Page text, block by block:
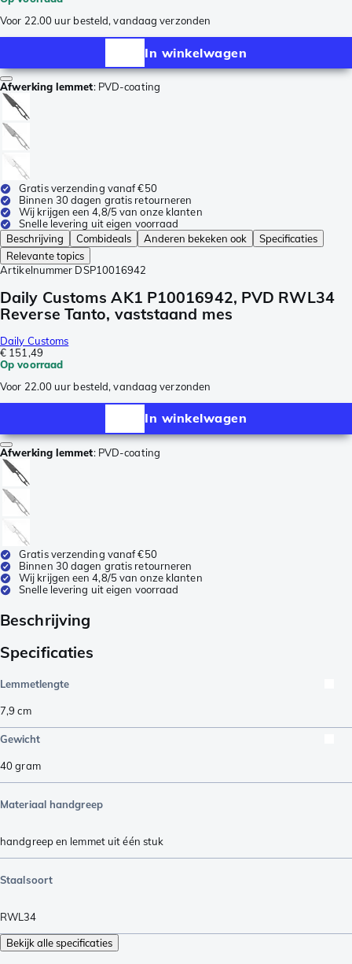
Voor 22.00 uur besteld, vandaag verzonden
In winkelwagen
Afwerking lemmet: PVD-coating
Gratis verzending vanaf €50
Binnen 30 dagen gratis retourneren
Wij krijgen een 4,8/5 van onze klanten
Snelle levering uit eigen voorraad
Beschrijving
Combideals Anderen bekeken ook
Specificaties
Relevante topics
Artikelnummer DSP10016942
Daily Customs AK1 P10016942, PVD RWL34
Reverse Tanto, vaststaand mes
Daily Customs
€ 151,49
Op voorraad
Voor 22.00 uur besteld, vandaag verzonden
In winkelwagen
Afwerking lemmet: PVD-coating
Gratis verzending vanaf €50
Binnen 30 dagen gratis retourneren
Wij krijgen een 4,8/5 van onze klanten
Snelle levering uit eigen voorraad
Beschrijving
Specificaties
Lemmetlengte
7,9 cm
Gewicht
40gram
Materiaal handgreep
handgreep en lemmet uit één stuk
Staalsoort
RWL34
Bekijk alle specificaties